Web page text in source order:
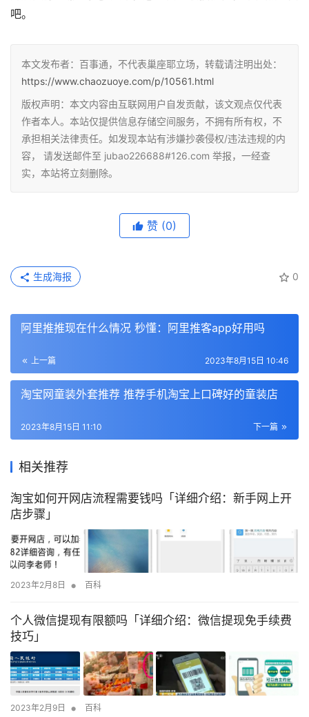
吧。
本文发布者：百事通，不代表巢座耶立场，转载请注明出处：
https://www.chaozuoye.com/p/10561.html
版权声明：本文内容由互联网用户自发贡献，该文观点仅代表
作者本人。本站仅提供信息存储空间服务，不拥有所有权，不
承担相关法律责任。如发现本站有涉嫌抄袭侵权/违法违规的内
容， 请发送邮件至 jubao226688#126.com 举报，一经查
实，本站将立刻删除。
赞 (0)
0
生成海报
阿里推推现在什么情况 秒懂：阿里推客app好用吗
上一篇 2023年8月15日 10:46
淘宝网童装外套推荐 推荐手机淘宝上口碑好的童装店
下一篇
2023年8月15日 11:10
相关推荐
淘宝如何开网店流程需要钱吗「详细介绍：新手网上开
店步骤」
2023年2月8日 • 百科
个人微信提现有限额吗「详细介绍：微信提现免手续费
技巧」
2023年2月9日 • 百科